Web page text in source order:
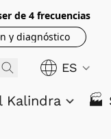
de 4 frecuencias
y diagnóstico
ES
Kalindra 🏭